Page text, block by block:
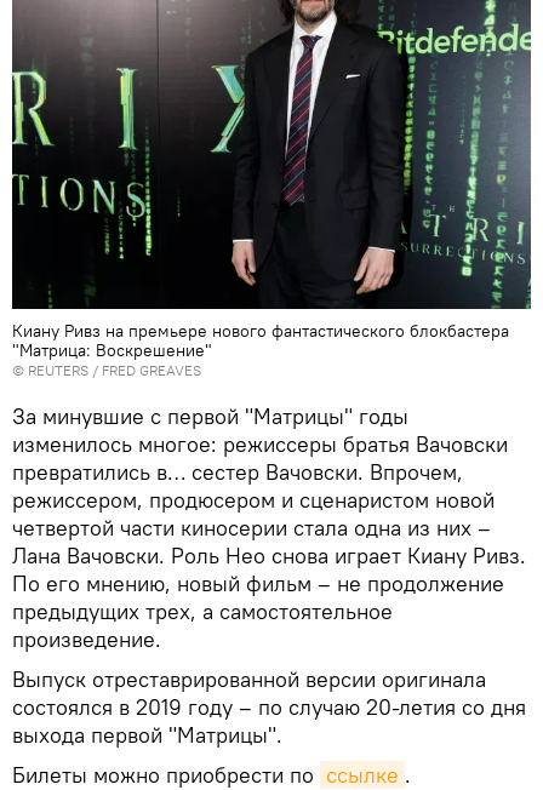
Киану Ривз на премьере нового фантастического блокбастера
"Матрица: Воскрешение"
© REUTERS / FRED GREAVES
За минувшие с первой "Матрицы" годы
изменилось многое: режиссеры братья Вачовски
превратились в… сестер Вачовски. Впрочем,
режиссером, продюсером и сценаристом новой
четвертой части киносерии стала одна из них –
Лана Вачовски. Роль Нео снова играет Киану Ривз.
По его мнению, новый фильм – не продолжение
предыдущих трех, а самостоятельное
произведение.
Выпуск отреставрированной версии оригинала
состоялся в 2019 году – по случаю 20-летия со дня
выхода первой "Матрицы".
Билеты можно приобрести по ссылке .